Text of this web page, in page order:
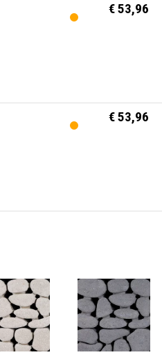
€ 53,96
€ 53,96